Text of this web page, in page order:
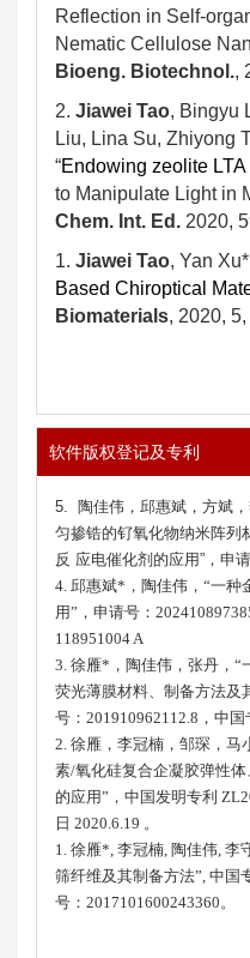
Reflection in Self-
Nematic Cellulose
Bioeng. Biotechnol.,
2. Jiawei Tao, Bingyu
Liu, Lina Su, Zhiyong
“Endowing zeolite
to Manipulate Light in
Chem. Int. Ed. 2020,
1. Jiawei Tao, Yan
Based Chiroptical
Biomaterials, 2020,
软件版权登记及专利
5. 陶佳伟，邱惠斌，方斌
匀掺锆的钌氧化物纳米阵列
反 应电催化剂的应用”，申
4. 邱惠斌*， 陶佳伟 ，“一
用”，申请号：
118951004 A
3. 徐雁* ，陶佳伟，张丹， “
荧光薄膜材料、制备方法及
号： 201910962112.8 ，中国
2. 徐雁，李冠楠，邹琛，马
素/氧化硅复合企凝胶弹性
的应用”，中国发明专利
日 2020.6.19 。
1. 徐雁*, 李冠楠, 陶佳伟, 李
筛纤维及其制备方法”, 中国
号： 2017101600243360。